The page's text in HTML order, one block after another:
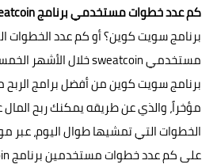
كم عدد خطوات مستخدمي برنامج sweatcoin
برنامجسويت كوين؟ أو كم عدد الخطوات
برنامج سويت كوين من أفضل برامج الربح
مؤخراً، والذي عن طريقه يمكنك ربح
الخطوات التي تمشيها طوال اليوم، عبر
على كم عدد خطوات مستخدمين برنامج Sweatcoin؟